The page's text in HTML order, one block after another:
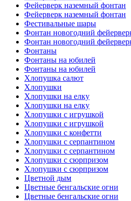
Фейерверк наземный фонтан
Фейерверк наземный фонтан
Фестивальные шары
Фонтан новогодний
Фонтан новогодний
Фонтаны
Фонтаны на юбилей
Фонтаны на юбилей
Хлопушка салют
Хлопушки
Хлопушки на елку
Хлопушки на елку
Хлопушки с игрушкой
Хлопушки с игрушкой
Хлопушки с конфетти
Хлопушки с серпантином
Хлопушки с серпантином
Хлопушки с сюрпризом
Хлопушки с сюрпризом
Цветной дым
Цветные бенгальские огни
Цветные бенгальские огни